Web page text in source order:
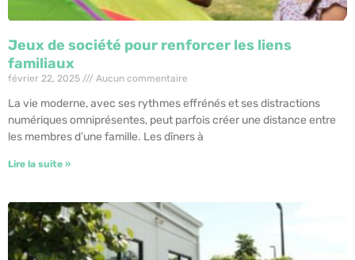
Jeux de société pour renforcer les liens
familiaux
février 22, 2025 Aucun commentaire
La vie moderne, avec ses rythmes effrénés et ses distractions
numériques omniprésentes, peut parfois créer une distance entre
les membres d’une famille. Les dîners à
Lire la suite »